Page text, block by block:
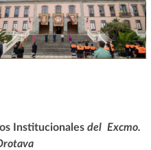
Institucionales del Excmo.